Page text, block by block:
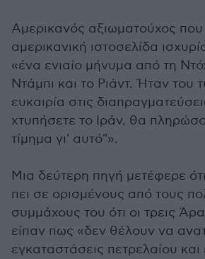
Αμερικανός αξιωματούχος που
αμερικανική ιστοσελίδα
«ένα ενιαίο μήνυμα από τη
Ντάμπι και το Ριάντ. Ήταν του
ευκαιρία στις
χτυπήσετε το Ιράν, θα
τίμημα γι' αυτό"».
Μια δεύτερη πηγή μετέφερε
πει σε ορισμένους από τους
συμμάχους του ότι οι τρεις
είπαν πως «δεν θέλουν να
εγκαταστάσεις πετρελαίου και